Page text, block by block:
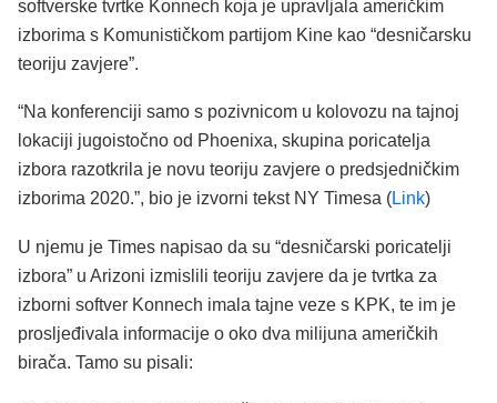
softverske tvrtke Konnech koja je upravljala američkim
izborima s Komunističkom partijom Kine kao “desničarsku
teoriju zavjere”.
“Na konferenciji samo s pozivnicom u kolovozu na tajnoj
lokaciji jugoistočno od Phoenixa, skupina poricatelja
izbora razotkrila je novu teoriju zavjere o predsjedničkim
izborima 2020.”, bio je izvorni tekst NY Timesa (Link)
U njemu je Times napisao da su “desničarski poricatelji
izbora” u Arizoni izmislili teoriju zavjere da je tvrtka za
izborni softver Konnech imala tajne veze s KPK, te im je
prosljeđivala informacije o oko dva milijuna američkih
birača. Tamo su pisali: